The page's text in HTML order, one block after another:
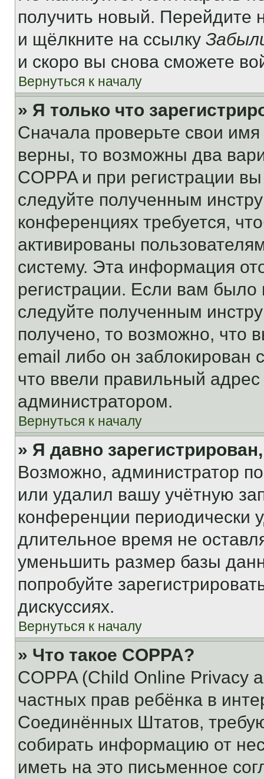
получить новый. Перейдите
и щёлкните на ссылку
и скоро вы снова сможете
Вернуться к началу
» Я только что
Сначала проверьте свои
верны, то возможны два
COPPA и при регистрации
следуйте полученным
конференциях требуется,
активированы
систему. Эта информация
регистрации. Если вам
следуйте полученным
получено, то возможно, что
email либо он
что ввели правильный адрес
администратором.
Вернуться к началу
» Я давно
Возможно, администратор
или удалил вашу учётную
конференции периодически
длительное время не
уменьшить размер базы
попробуйте
дискуссиях.
Вернуться к началу
» Что такое COPPA?
COPPA (Child Online Privacy
частных прав ребёнка в
Соединённых Штатов,
собирать информацию от
иметь на это письменное